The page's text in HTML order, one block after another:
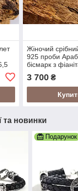
Жіночий
925 проби
бісмарк з
3 700₴
та новинки
Подарунок